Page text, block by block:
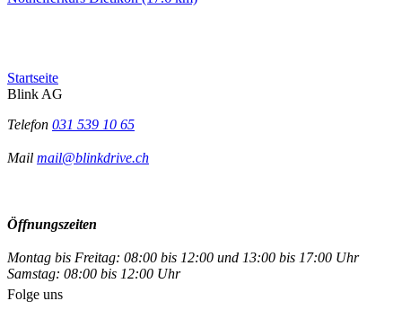
Startseite
Blink AG
Telefon 031 539 10 65
Mail mail@blinkdrive.ch
Öffnungszeiten
Montag bis Freitag: 08:00 bis 12:00 und 13:00 bis 17:00 Uhr
Samstag: 08:00 bis 12:00 Uhr
Folge uns